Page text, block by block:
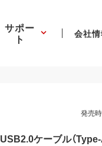
サポー
ト 会社情
発売
USB2.0ケーブル（